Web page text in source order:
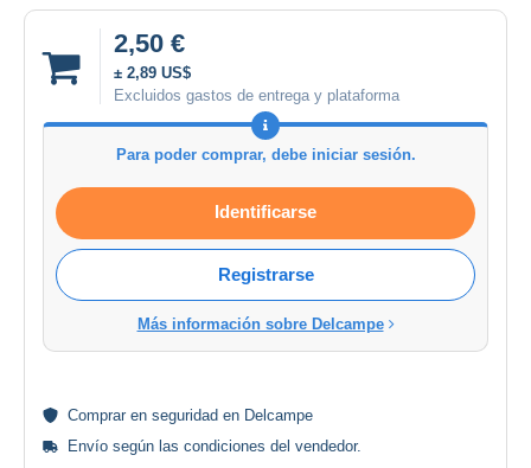
2,50 €
± 2,89 US$
Excluidos gastos de entrega y plataforma
Para poder comprar, debe iniciar sesión.
Identificarse
Registrarse
Más información sobre Delcampe
Comprar en seguridad en Delcampe
Envío según las condiciones del vendedor.